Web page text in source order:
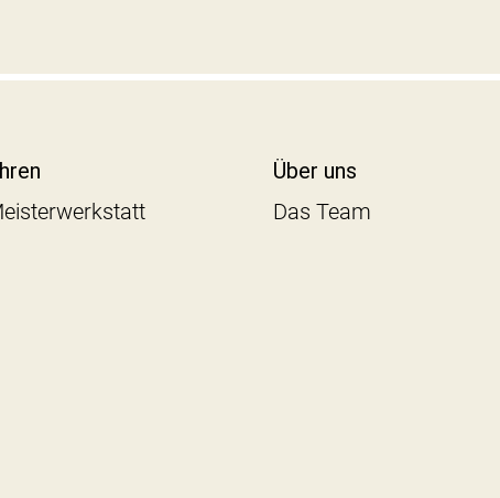
Über uns
Das Team